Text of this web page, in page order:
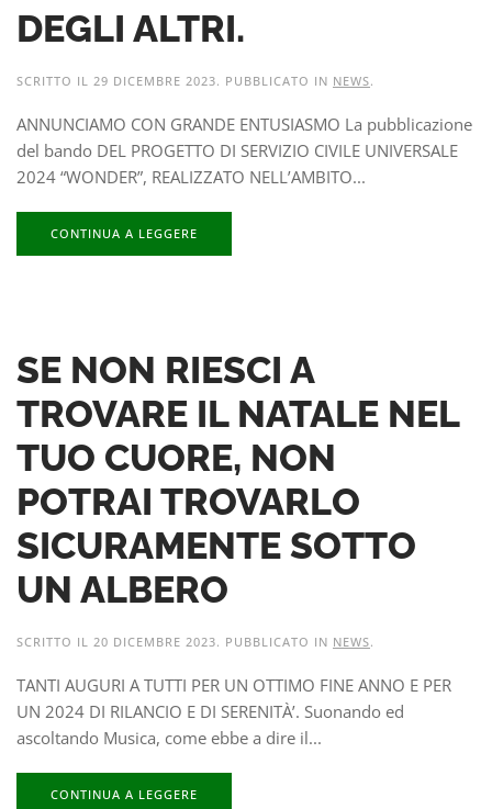
DEGLI ALTRI.
SCRITTO IL 29 DICEMBRE 2023. PUBBLICATO IN NEWS.
ANNUNCIAMO CON GRANDE ENTUSIASMO La pubblicazione
del bando DEL PROGETTO DI SERVIZIO CIVILE UNIVERSALE
2024 “WONDER”, REALIZZATO NELL’AMBITO...
CONTINUA A LEGGERE
SE NON RIESCI A
TROVARE IL NATALE NEL
TUO CUORE, NON
POTRAI TROVARLO
SICURAMENTE SOTTO
UN ALBERO
SCRITTO IL 20 DICEMBRE 2023. PUBBLICATO IN NEWS.
TANTI AUGURI A TUTTI PER UN OTTIMO FINE ANNO E PER
UN 2024 DI RILANCIO E DI SERENITÀ’. Suonando ed
ascoltando Musica, come ebbe a dire il...
CONTINUA A LEGGERE